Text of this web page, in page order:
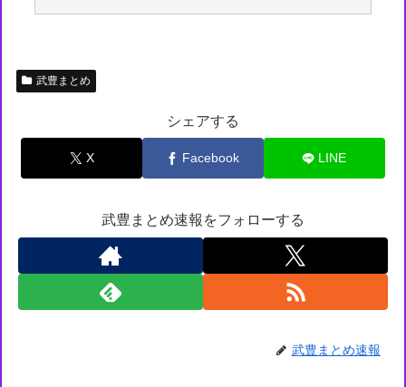
武豊まとめ
シェアする
X Facebook LINE
武豊まとめ速報をフォローする
武豊まとめ速報